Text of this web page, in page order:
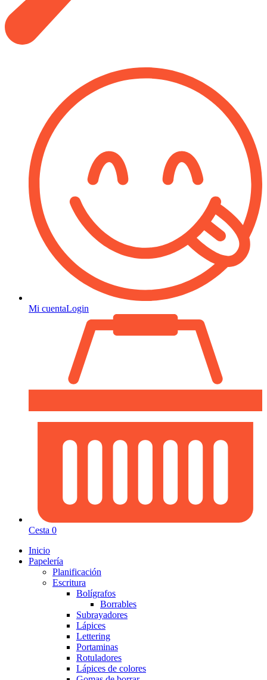
Mi cuentaLogin
Cesta 0
Inicio
Papelería
Planificación
Escritura
Bolígrafos
Borrables
Subrayadores
Lápices
Lettering
Portaminas
Rotuladores
Lápices de colores